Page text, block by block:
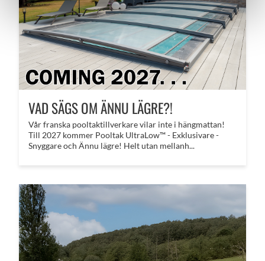
VAD SÄGS OM ÄNNU LÄGRE?!
​Vår franska pooltaktillverkare vilar inte i hängmattan!
Till 2027 kommer Pooltak UltraLow™ - Exklusivare -
Snyggare och Ännu lägre! Helt utan mellanh...